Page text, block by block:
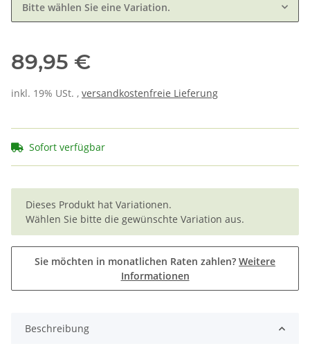
Bitte wählen Sie eine Variation.
89,95 €
inkl. 19% USt. , versandkostenfreie Lieferung
Sofort verfügbar
x
Dieses Produkt hat Variationen.
Wählen Sie bitte die gewünschte Variation aus.
Sie möchten in monatlichen Raten zahlen? Weitere
Informationen
Beschreibung